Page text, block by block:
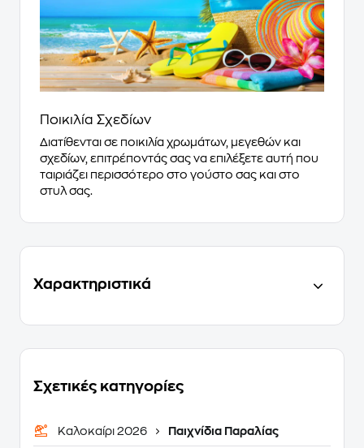
Ποικιλία Σχεδίων
Διατίθενται σε ποικιλία χρωμάτων, μεγεθών και
σχεδίων, επιτρέποντάς σας να επιλέξετε αυτή που
ταιριάζει περισσότερο στο γούστο σας και στο
στυλ σας.
Χαρακτηριστικά
Σχετικές κατηγορίες
Καλοκαίρι 2026 Παιχνίδια Παραλίας